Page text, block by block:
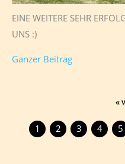
EINE WEITERE SEHR
UNS :)
Ganzer Beitrag
«
1 2 3 4 5